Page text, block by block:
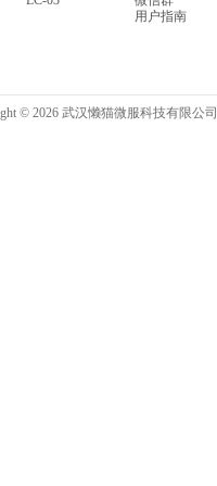
用户指南
© 2026 武汉懒猫微服科技有限公司